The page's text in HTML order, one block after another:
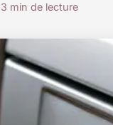
3 min de lecture